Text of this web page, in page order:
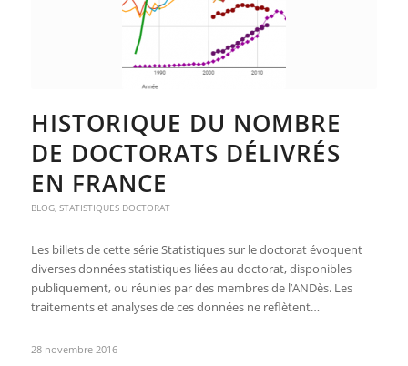
HISTORIQUE DU NOMBRE
DE DOCTORATS DÉLIVRÉS
EN FRANCE
BLOG, STATISTIQUES DOCTORAT
Les billets de cette série Statistiques sur le doctorat évoquent
diverses données statistiques liées au doctorat, disponibles
publiquement, ou réunies par des membres de l’ANDès. Les
traitements et analyses de ces données ne reflètent…
28 novembre 2016